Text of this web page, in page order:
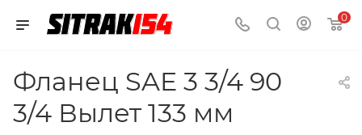
0
Фланец SAE 3 3/4 90
3/4 Вылет 133 мм